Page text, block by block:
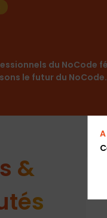
du
le futur du NoCode.
&